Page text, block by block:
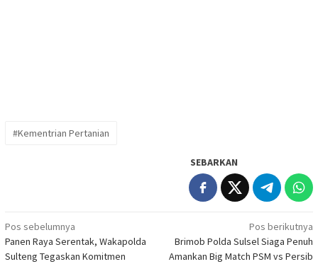
#Kementrian Pertanian
SEBARKAN
Navigasi
pos
Pos sebelumnya
Panen Raya Serentak, Wakapolda
Sulteng Tegaskan Komitmen
Pos berikutnya
Brimob Polda Sulsel Siaga Penuh
Amankan Big Match PSM vs Persib